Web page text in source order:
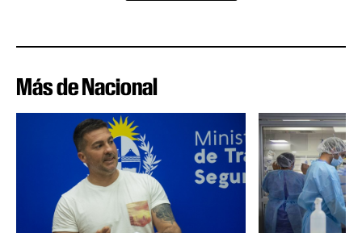
Más de Nacional